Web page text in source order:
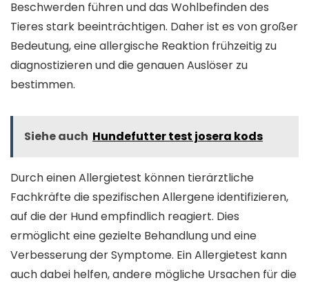
Beschwerden führen und das Wohlbefinden des
Tieres stark beeinträchtigen. Daher ist es von großer
Bedeutung, eine allergische Reaktion frühzeitig zu
diagnostizieren und die genauen Auslöser zu
bestimmen.
Siehe auch Hundefutter test josera kods
Durch einen Allergietest können tierärztliche
Fachkräfte die spezifischen Allergene identifizieren,
auf die der Hund empfindlich reagiert. Dies
ermöglicht eine gezielte Behandlung und eine
Verbesserung der Symptome. Ein Allergietest kann
auch dabei helfen, andere mögliche Ursachen für die